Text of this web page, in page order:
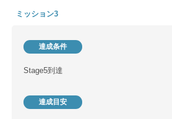
ミッション3
達成条件
Stage5到達
達成目安